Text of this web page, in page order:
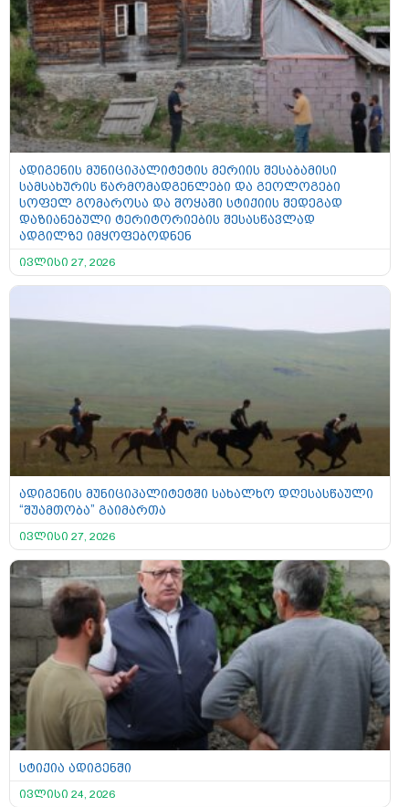
ადიგენის მუნიციპალიტეტის მერიის შესაბამისი
სამსახურის წარმომადგენლები და გეოლოგები
სოფელ გომაროსა და შოყაში სტიქიის შედეგად
დაზიანებული ტერიტორიების შესასწავლად
ადგილზე იმყოფებოდნენ
ივლისი 27, 2026
ადიგენის მუნიციპალიტეტში სახალხო დღესასწაული
“შუამთობა” გაიმართა
ივლისი 27, 2026
სტიქია ადიგენში
ივლისი 24, 2026